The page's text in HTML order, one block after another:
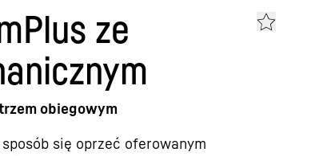
ze
obiegowym
się oprzeć oferowanym